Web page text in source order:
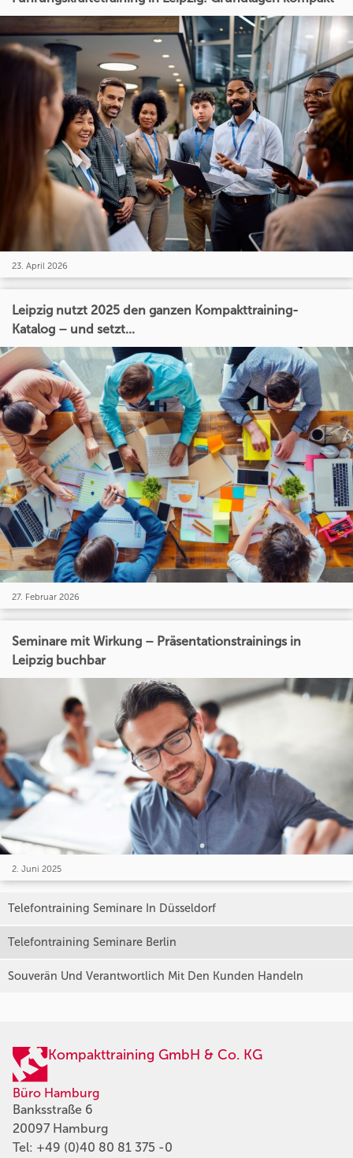
23. April 2026
Leipzig nutzt 2025 den ganzen Kompakttraining-
Katalog – und setzt...
27. Februar 2026
Seminare mit Wirkung – Präsentationstrainings in
Leipzig buchbar
2. Juni 2025
Telefontraining Seminare In Düsseldorf
Telefontraining Seminare Berlin
Souverän Und Verantwortlich Mit Den Kunden Handeln
Kompakttraining GmbH & Co. KG
Büro Hamburg
Banksstraße 6
20097 Hamburg
Tel: +49 (0)40 80 81 375 -0